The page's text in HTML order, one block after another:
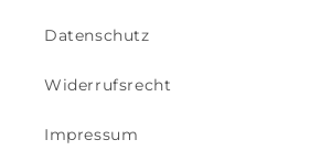
Datenschutz
Widerrufsrecht
Impressum